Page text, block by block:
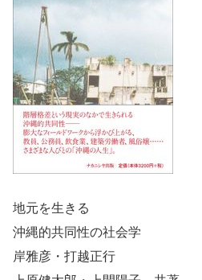
地元を生きる
沖縄的共同性の社会学
岸雅彦・打越正行